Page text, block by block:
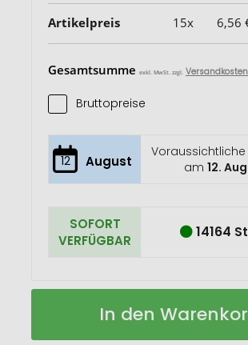
Artikelpreis 15x 6,56
Gesamtsumme exkl. MwSt. zzgl. Versandkosten
Bruttopreise
12 August
Voraussichtliche
am12.
SOFORT
VERFÜGBAR
14164
Tite
Auf
In den